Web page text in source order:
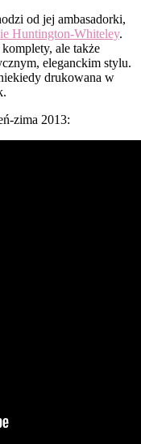
od jej ambasadorki,
Huntington-Whiteley.
ale także
eleganckim stylu.
drukowana w
zima 2013: